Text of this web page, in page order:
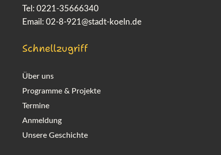
Tel: 0221-35666340
Email: 02-8-921@stadt-koeln.de
Schnellzugriff
Über uns
Programme & Projekte
Termine
Anmeldung
Unsere Geschichte